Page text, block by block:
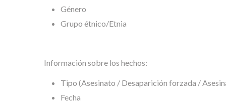
Género
Grupo étnico/Etnia
Información sobre los hechos:
Tipo (Asesinato / Desaparición forzada /
Fecha